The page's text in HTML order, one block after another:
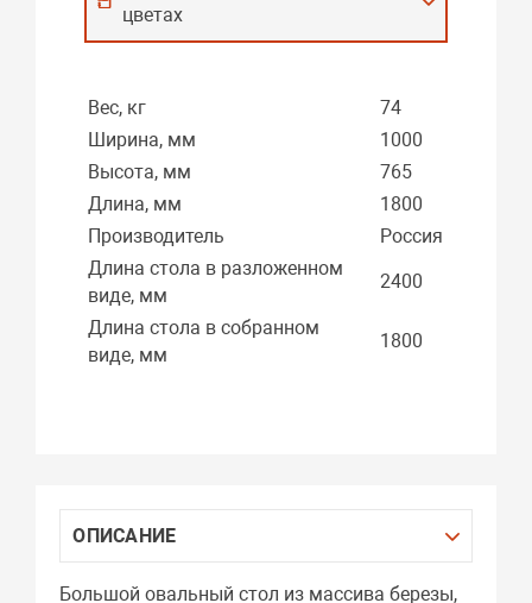
цветах
Вес, кг
74
Ширина, мм
1000
Высота, мм
765
Длина, мм
1800
Производитель
Россия
Длина стола в разложенном
виде, мм
2400
Длина стола в собранном
виде, мм
1800
ОПИСАНИЕ
Большой овальный стол из массива березы,